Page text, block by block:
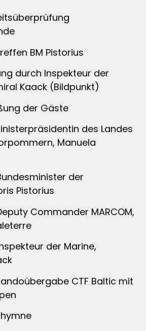
BM Pistorius
durch Inspekteur der
Kaack (Bildpunkt)
der Gäste
des Landes
Manuela
der
Pistorius
Commander MARCOM,
der Marine,
CTF Baltic mit